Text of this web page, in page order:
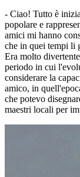
- Ciao! Tutto è
popolare e
amici mi hanno
che in quei tempi li
Era molto
periodo in cui
considerare la
amico, in
che potevo
maestri locali per